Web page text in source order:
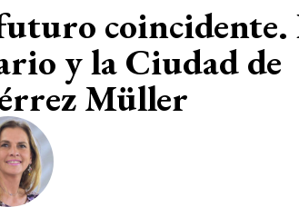
coincidente.
y la Ciudad de
Müller